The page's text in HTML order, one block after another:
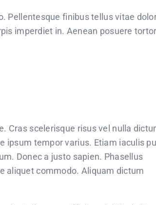
Pellentesque finibus tellus vitae
imperdiet in. Aenean posuere tortor
Cras scelerisque risus vel nulla
ipsum tempor varius. Etiam iaculis
Donec a justo sapien. Phasellus
aliquet commodo. Aliquam dictum